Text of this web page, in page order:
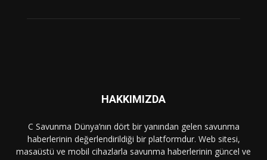
HAKKIMIZDA
C Savunma Dünya’nın dört bir yanından gelen savunma
haberlerinin değerlendirildiği bir platformdur. Web sitesi,
masaüstü ve mobil cihazlarla savunma haberlerinin güncel ve